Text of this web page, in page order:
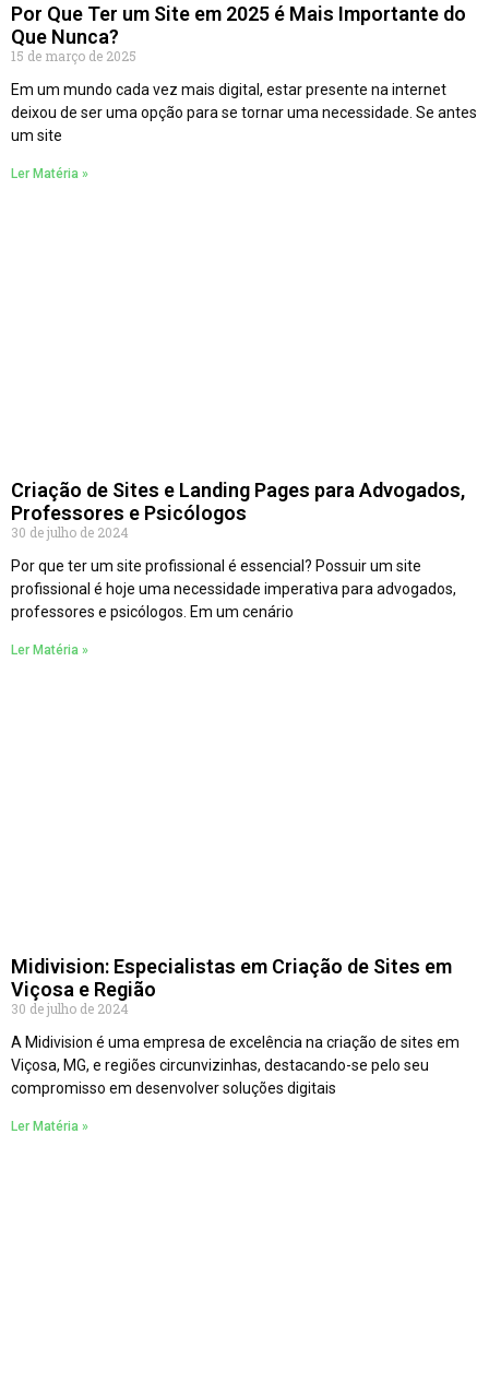
Por Que Ter um Site em 2025 é Mais Importante do
Que Nunca?
15 de março de 2025
Em um mundo cada vez mais digital, estar presente na internet
deixou de ser uma opção para se tornar uma necessidade. Se antes
um site
Ler Matéria »
Criação de Sites e Landing Pages para Advogados,
Professores e Psicólogos
30 de julho de 2024
Por que ter um site profissional é essencial? Possuir um site
profissional é hoje uma necessidade imperativa para advogados,
professores e psicólogos. Em um cenário
Ler Matéria »
Midivision: Especialistas em Criação de Sites em
Viçosa e Região
30 de julho de 2024
A Midivision é uma empresa de excelência na criação de sites em
Viçosa, MG, e regiões circunvizinhas, destacando-se pelo seu
compromisso em desenvolver soluções digitais
Ler Matéria »